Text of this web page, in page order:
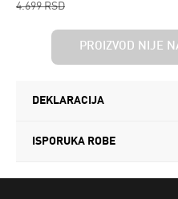
4.699 RSD
PROIZVOD NIJE
DEKLARACIJA
ISPORUKA ROBE